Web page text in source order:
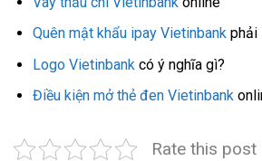
Quên mật khẩu ipay Vietinbankphải
Logo Vietinbankcó ý nghĩa gì?
Điều kiện mở thẻ đen Vietinbank
Rate this post